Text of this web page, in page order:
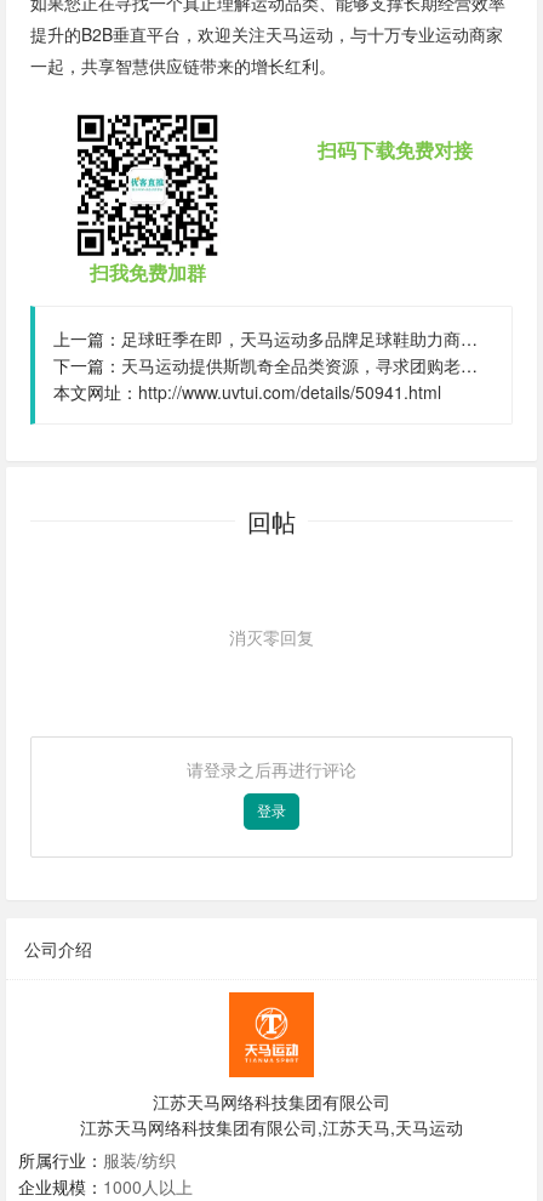
提升的B2B垂直平台，欢迎关注天马运动，与十万专业运动商家
一起，共享智慧供应链带来的增长红利。
扫我免费加群
扫码下载免费对接
上一篇： 足球旺季在即，天马运动多品牌足球鞋助力商家抢占市场先机,我是该产品:供应链平台方,结算账期:可商议
下一篇： 天马运动提供斯凯奇全品类资源，寻求团购老板咨询合作,我是该产品:供应链平台方,结算账期:可商议
本文网址： http://www.uvtui.com/details/50941.html
回帖
消灭零回复
请登录之后再进行评论
登录
公司介绍
江苏天马网络科技集团有限公司
江苏天马网络科技集团有限公司,江苏天马,天马运动
所属行业： 服装/纺织
企业规模： 1000人以上